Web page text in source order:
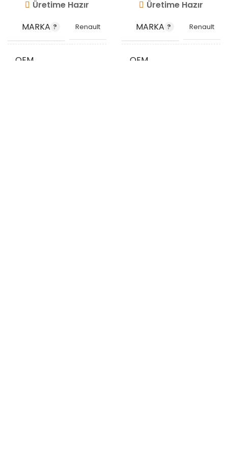
Üretime Hazır
MARKA
Renault
OEM
Üretime Hazır
MARKA
Renault
OEM